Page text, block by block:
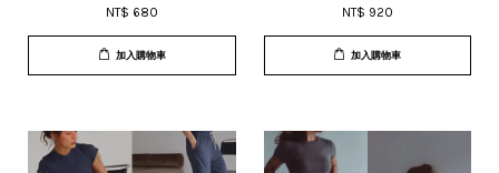
NT$ 680
加入購物車
NT$ 920
加入購物車